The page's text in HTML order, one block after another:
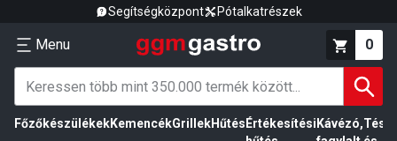
Segítségközpont Pótalkatrészek
Menu 0
FőzőkészülékekKemencékGrillekHűtés Értékesítési Kávézó,